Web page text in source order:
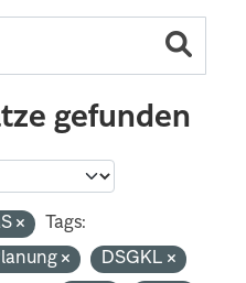
gefunden
Tags:
DSGKL